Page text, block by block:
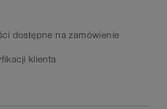
dostępne na zamówienie
klienta